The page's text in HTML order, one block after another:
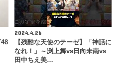
2024.4.26
【残酷な天使のテーゼ】「神話に
なれ！」～渕上舞vs日向未南vs
田中ちえ美…